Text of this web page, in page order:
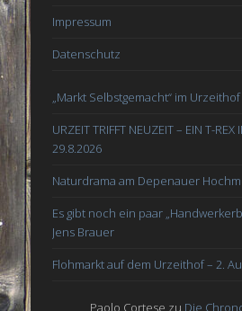
Impressum
Datenschutz
„Markt Selbstgemacht“ im Urzeithof
URZEIT TRIFFT NEUZEIT – EIN T-REX
29.8.2026
Naturdrama am Depenauer
Es gibt noch ein paar
Jens Brauer
Flohmarkt auf dem Urzeithof – 2.